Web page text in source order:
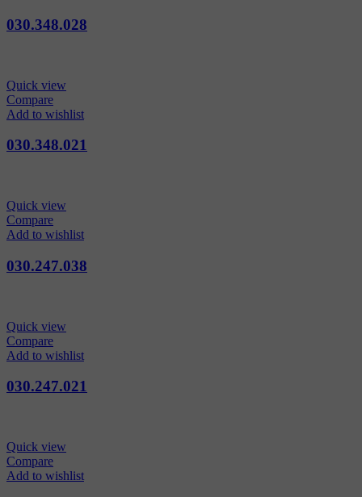
030.348.028
Quick view
Compare
Add to wishlist
030.348.021
Quick view
Compare
Add to wishlist
030.247.038
Quick view
Compare
Add to wishlist
030.247.021
Quick view
Compare
Add to wishlist